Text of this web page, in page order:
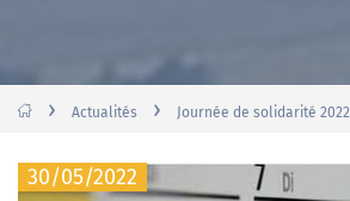
› Actualités › Journée de solidarité 2022
30/05/2022